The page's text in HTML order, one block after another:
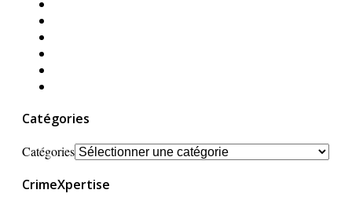
Catégories
Catégories
CrimeXpertise